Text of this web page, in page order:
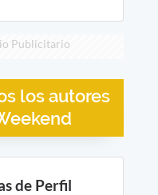
Publicitario
los autores
de Perfil